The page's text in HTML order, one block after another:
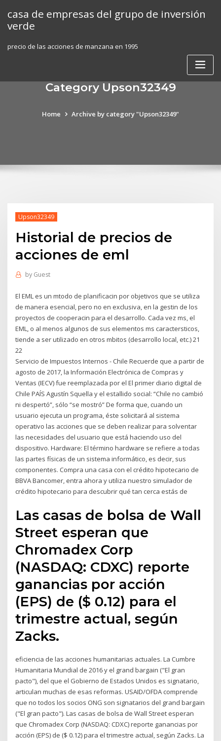
content
casa de empresas del grupo de inversión
verde
precio de las acciones de manzana en 1995
Category Upson32349
Home Archive by category "Upson32349"
Upson32349
Historial de precios de
acciones de eml
by Guest
El EML es un mtodo de planificacin por objetivos que se utiliza
de manera esencial, pero no en exclusiva, en la gestin de los
proyectos de cooperacin para el desarrollo. Cada vez ms, el
EML, o al menos algunos de sus elementos ms caractersticos,
tiende a ser utilizado en otros mbitos (desarrollo local, etc.) 21
22
Servicio de Impuestos Internos - Chile Recuerde que a partir de
agosto de 2017, la Información Electrónica de Compras y
Ventas (IECV) fue reemplazada por el El primer diario digital de
Chile PAÍS Agustín Squella y el estallido social: “Chile no cambió
ni despertó”, sólo “se mostró” De forma que, cuando un
usuario ejecuta un programa, éste solicitará al sistema
operativo las acciones que se deben realizar para solventar
las necesidades del usuario que está haciendo uso del
dispositivo. Hardware: El término hardware se refiere a todas
las partes físicas de un sistema informático, es decir, sus
componentes. Compra una casa con el crédito hipotecario de
BBVA Bancomer, entra ahora y utiliza nuestro simulador de
crédito hipotecario para descubrir qué tan cerca estás de
Las casas de bolsa de Wall
Street esperan que
Chromadex Corp
(NASDAQ: CDXC) reporte
ganancias por acción
(EPS) de ($ 0.12) para el
trimestre actual, según
Zacks.
eficiencia de las acciones humanitarias actuales. La Cumbre
Humanitaria Mundial de 2016 y el grand bargain ("El gran
pacto"), del que el Gobierno de Estados Unidos es signatario,
articulan muchas de esas reformas. USAID/OFDA comprende
que no todos los socios ONG son signatarios del grand bargain
("El gran pacto"). Las casas de bolsa de Wall Street esperan
que Chromadex Corp (NASDAQ: CDXC) reporte ganancias por
acción (EPS) de ($ 0.12) para el trimestre actual, según Zacks. La